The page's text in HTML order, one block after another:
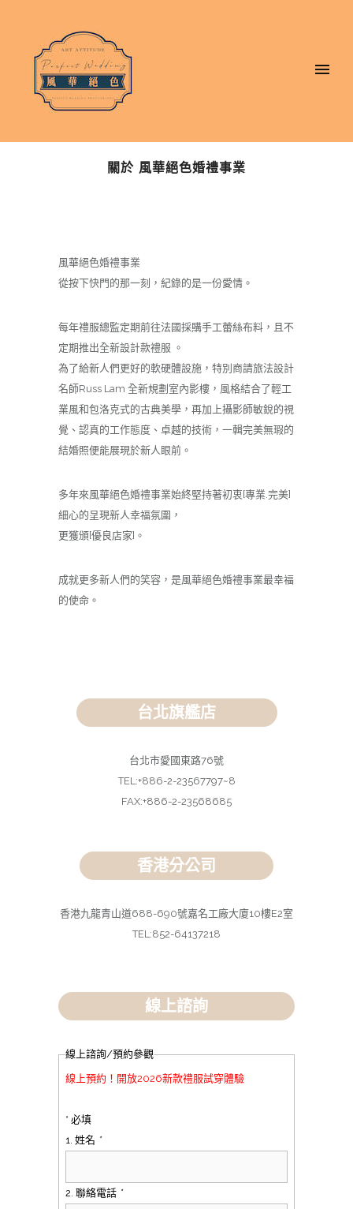
關於 風華絕色婚禮事業
風華絕色婚禮事業
從按下快門的那一刻，紀錄的是一份愛情。
每年禮服總監定期前往法國採購手工蕾絲布料，且不
定期推出全新設計款禮服 。
為了給新人們更好的軟硬體設施，特別商請旅法設計
名師Russ Lam 全新規劃室內影樓，風格結合了輕工
業風和包洛克式的古典美學，再加上攝影師敏銳的視
覺、認真的工作態度、卓越的技術，一輯完美無瑕的
結婚照便能展現於新人眼前。
多年來風華絕色婚禮事業始終堅持著初衷[專業.完美]
細心的呈現新人幸福氛圍，
更獲頒[優良店家]。
成就更多新人們的笑容，是風華絕色婚禮事業最幸福
的使命。
台北旗艦店
台北市愛國東路76號
TEL:+886-2-23567797~8
FAX:+886-2-23568685
香港分公司
香港九龍青山道688-690號嘉名工廠大廈10樓E2室
TEL:852-64137218
線上諮詢
線上諮詢/預約參觀
線上預約！開放2026新款禮服試穿體驗
* 必填
1. 姓名 *
2. 聯絡電話 *